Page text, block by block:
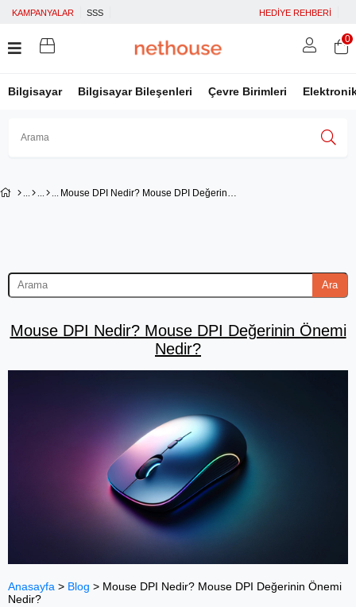
KAMPANYALAR SSS HEDİYE REHBERİ
Bilgisayar Bilgisayar Bileşenleri Çevre Birimleri
0
Mouse DPI Nedir? Mouse DPI Değerinin Önemi Nedir?
Ara
Mouse DPI Nedir? Mouse DPI Değerinin Önemi
Nedir?
Anasayfa > Blog > Mouse DPI Nedir? Mouse DPI Değerinin Önemi
Nedir?